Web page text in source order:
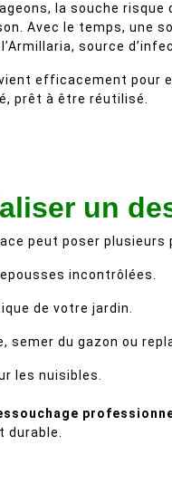
la souche risque
Avec le temps, une
source
efficacement pour
prêt à être réutilisé.
un
peut poser plusieurs
incontrôlées.
de votre jardin.
semer du gazon ou
les nuisibles.
durable.